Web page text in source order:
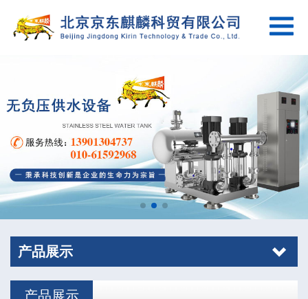
产品展示
产品展示